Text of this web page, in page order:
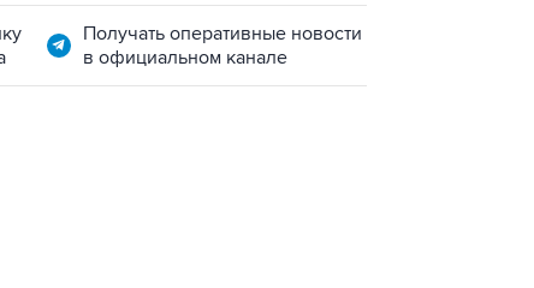
Получать оперативные новости
в официальном канале